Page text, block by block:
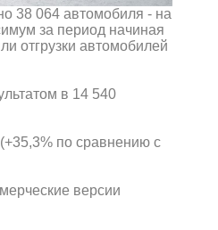
38 064 автомобиля - на
за период начиная
отгрузки автомобилей
в 14 540
по сравнению с
версии